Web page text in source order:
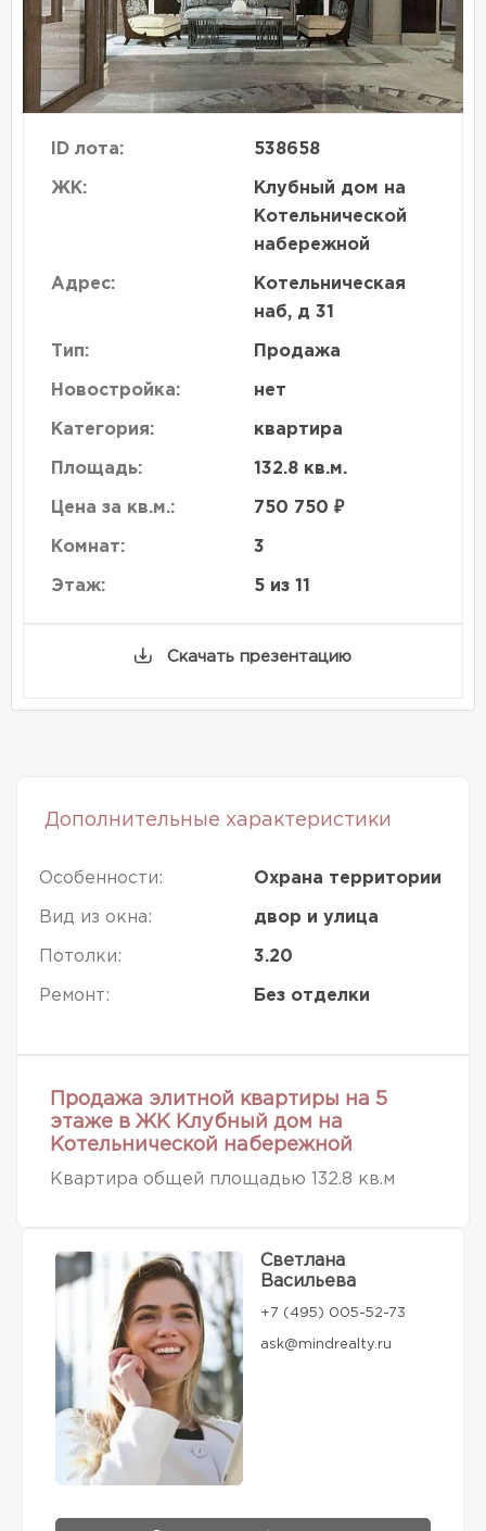
ID лота: 538658
ЖК:
Клубный дом на
Котельнической
набережной
Адрес:
Котельническая
наб, д 31
Тип: Продажа
Новостройка: нет
Категория: квартира
Площадь: 132.8 кв.м.
Цена за кв.м.: 750 750 ₽
Комнат: 3
Этаж: 5 из 11
Скачать презентацию
Дополнительные характеристики
Особенности: Охрана территории
Вид из окна: двор и улица
Потолки: 3.20
Ремонт: Без отделки
Продажа элитной квартиры на 5
этаже в ЖК Клубный дом на
Котельнической набережной
Квартира общей площадью 132.8 кв.м
Светлана
Васильева
+7 (495) 005-52-73
ask@mindrealty.ru